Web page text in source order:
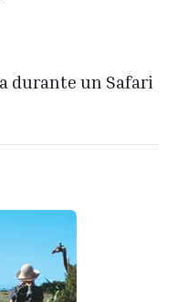
durante un Safari